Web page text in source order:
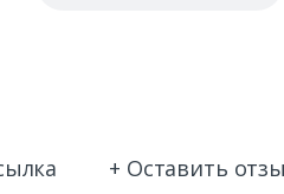
+ Оставить